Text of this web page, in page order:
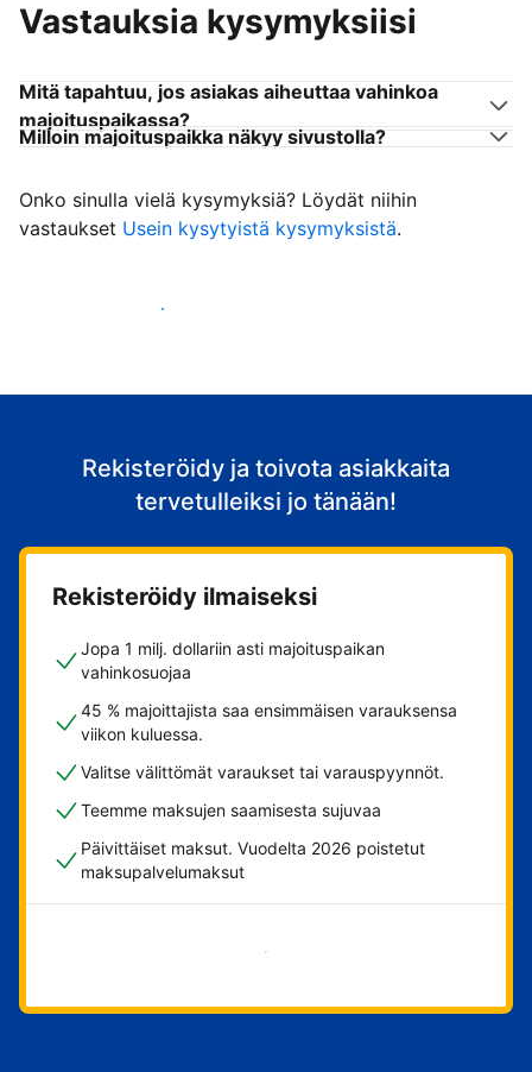
Vastauksia kysymyksiisi
Mitä tapahtuu, jos asiakas aiheuttaa vahinkoa
majoituspaikassa?
Milloin majoituspaikka näkyy sivustolla?
Onko sinulla vielä kysymyksiä? Löydät niihin
vastaukset Usein kysytyistä kysymyksistä.
Ala vastaanottaa asiakkaita
Rekisteröidy ja toivota asiakkaita
tervetulleiksi jo tänään!
Rekisteröidy ilmaiseksi
Jopa 1 milj. dollariin asti majoituspaikan
vahinkosuojaa
45 % majoittajista saa ensimmäisen varauksensa
viikon kuluessa.
Valitse välittömät varaukset tai varauspyynnöt.
Teemme maksujen saamisesta sujuvaa
Päivittäiset maksut. Vuodelta 2026 poistetut
maksupalvelumaksut
Aloita nyt